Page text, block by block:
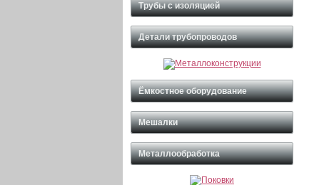
Трубы с изоляцией
Детали трубопроводов
Ёмкостное оборудование
Мешалки
Металлообработка